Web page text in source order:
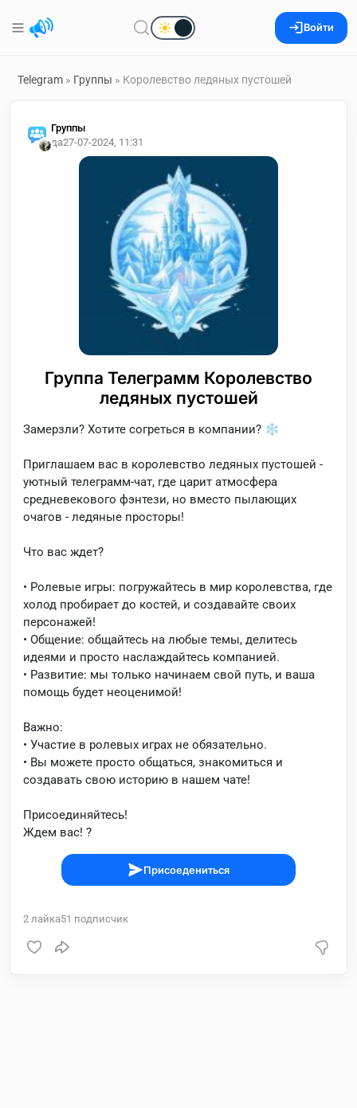
Войти
Telegram » Группы » Королевство ледяных пустошей
Группы
да27-07-2024, 11:31
Группа Телеграмм Королевство
ледяных пустошей
Замерзли? Хотите согреться в компании? ❄️
Приглашаем вас в королевство ледяных пустошей -
уютный телеграмм-чат, где царит атмосфера
средневекового фэнтези, но вместо пылающих
очагов - ледяные просторы!
Что вас ждет?
• Ролевые игры: погружайтесь в мир королевства, где
холод пробирает до костей, и создавайте своих
персонажей!
• Общение: общайтесь на любые темы, делитесь
идеями и просто наслаждайтесь компанией.
• Развитие: мы только начинаем свой путь, и ваша
помощь будет неоценимой!
Важно:
• Участие в ролевых играх не обязательно.
• Вы можете просто общаться, знакомиться и
создавать свою историю в нашем чате!
Присоединяйтесь!
Ждем вас! ?
Присоедениться
2 лайка51 подписчик